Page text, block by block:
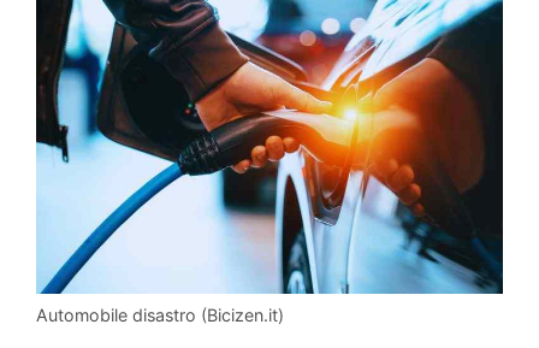
Automobile disastro (Bicizen.it)